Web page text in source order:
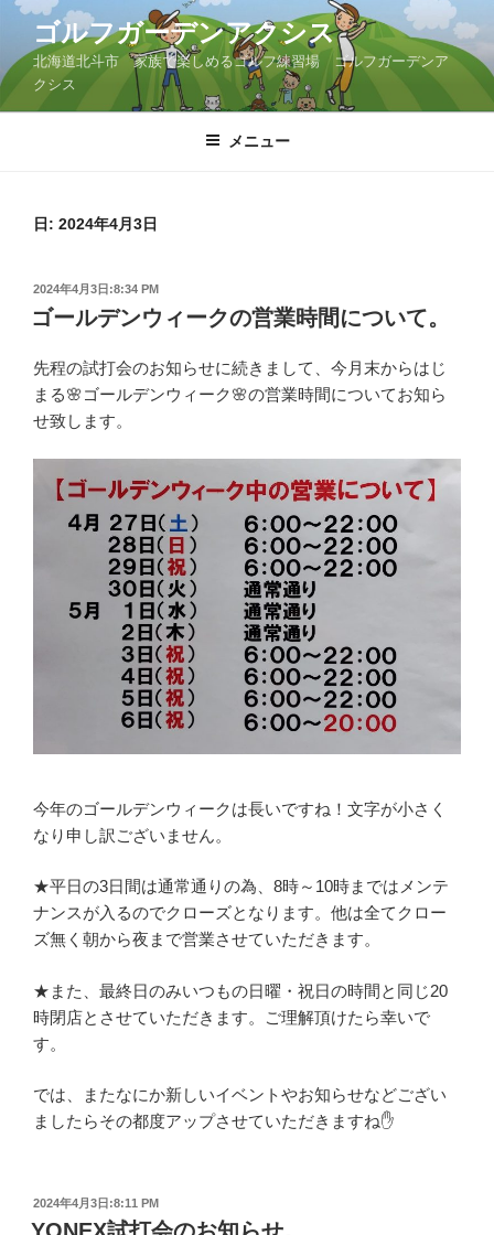
テ
ン
ツ
ゴルフガーデンアクシス
北海道北斗市 家族で楽しめるゴルフ練習場 ゴルフガーデンア
クシス
メニュー
日: 2024年4月3日
投
日:
2024年4月3日:8:34 PM
ゴールデンウィークの営業時間について。
先程の試打会のお知らせに続きまして、今月末からはじ
まる🌸ゴールデンウィーク🌸の営業時間についてお知ら
せ致します。
今年のゴールデンウィークは長いですね！文字が小さく
なり申し訳ございません。
★平日の3日間は通常通りの為、8時～10時まではメンテ
ナンスが入るのでクローズとなります。他は全てクロー
ズ無く朝から夜まで営業させていただきます。
★また、最終日のみいつもの日曜・祝日の時間と同じ20
時閉店とさせていただきます。ご理解頂けたら幸いで
す。
では、またなにか新しいイベントやお知らせなどござい
ましたらその都度アップさせていただきますね✋
投
稿
2024年4月3日:8:11 PM